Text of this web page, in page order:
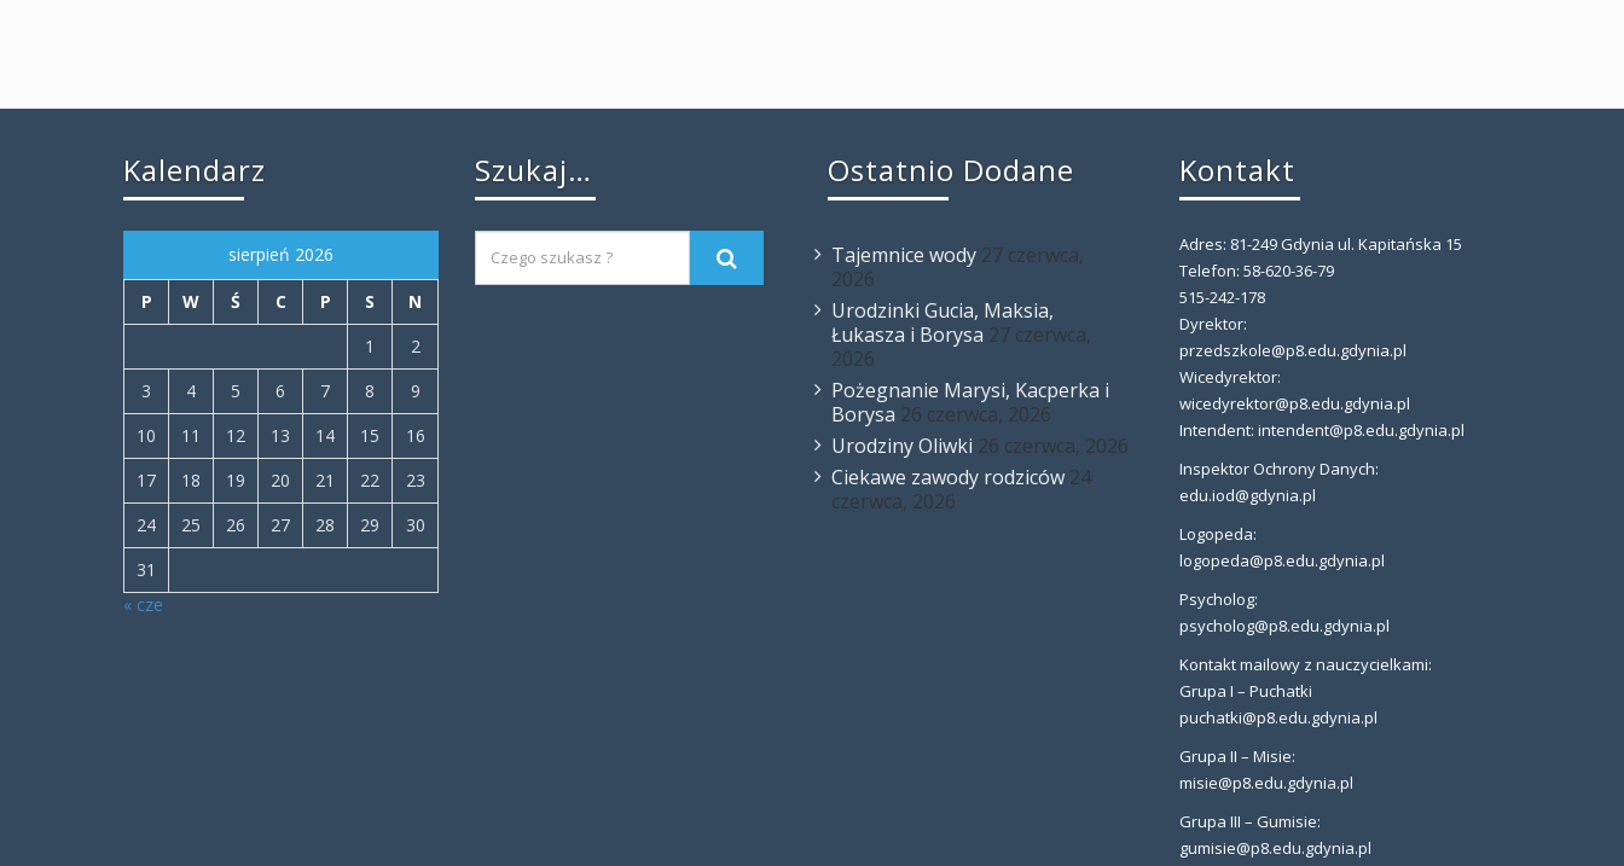
Kalendarz
sierpień 2026
P W Ś C P S
N
1
2
3
4 5 6 7 8
9
10
11 12 13 14 15
16
17
18 19 20 21 22
23
24
25 26 27 28 29
30
31
« cze
Szukaj… Ostatnio Dodane
Tajemnice wody 27 czerwca,
2026
Urodzinki Gucia, Maksia,
Łukasza i Borysa 27 czerwca,
2026
Pożegnanie Marysi, Kacperka i
Borysa 26 czerwca, 2026
Urodziny Oliwki 26 czerwca, 2026
Ciekawe zawody rodziców 24
czerwca, 2026
Kontakt
Adres: 81-249 Gdynia ul. Kapitańska 15
Telefon: 58-620-36-79
515-242-178
Dyrektor:
przedszkole@p8.edu.gdynia.pl
Wicedyrektor:
wicedyrektor@p8.edu.gdynia.pl
Intendent: intendent@p8.edu.gdynia.pl
Inspektor Ochrony Danych:
edu.iod@gdynia.pl
Logopeda:
logopeda@p8.edu.gdynia.pl
Psycholog:
psycholog@p8.edu.gdynia.pl
Kontakt mailowy z nauczycielkami:
Grupa I – Puchatki
puchatki@p8.edu.gdynia.pl
Grupa II – Misie:
misie@p8.edu.gdynia.pl
Grupa III – Gumisie:
gumisie@p8.edu.gdynia.pl